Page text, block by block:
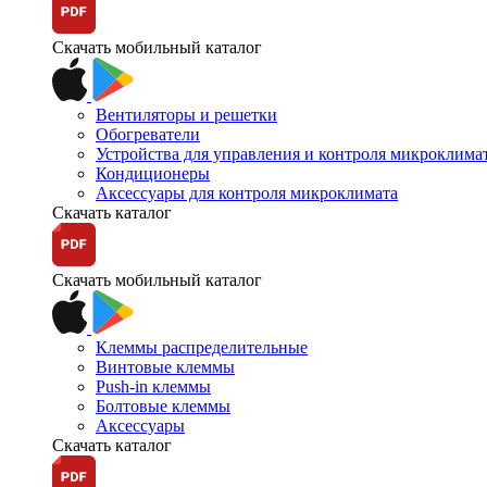
Скачать мобильный каталог
Вентиляторы и решетки
Обогреватели
Устройства для управления и контроля
Кондиционеры
Аксессуары для контроля микроклимата
Скачать каталог
Скачать мобильный каталог
Клеммы распределительные
Винтовые клеммы
Push-in клеммы
Болтовые клеммы
Аксессуары
Скачать каталог